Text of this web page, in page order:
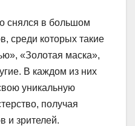
снялся в большом
среди которых такие
«Золотая маска»,
В каждом из них
уникальную
получая
и зрителей.